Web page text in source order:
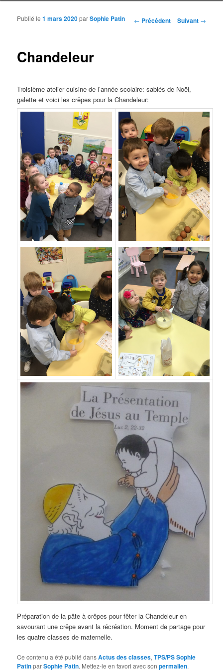
Navigation des articles
← Précédent Suivant →
Chandeleur
Publié le1 mars 2020parSophie Patin
Troisième atelier cuisine de l’année scolaire: sablés de Noël,
galette et voici les crêpes pour la Chandeleur:
Préparation de la pâte à crêpes pour fêter la Chandeleur en
savourant une crêpe avant la récréation. Moment de partage pour
les quatre classes de maternelle.
Ce contenu a été publié dansActus des classes,TPS/PS Sophie
PatinparSophie Patin. Mettez-le en favori avec sonpermalien.